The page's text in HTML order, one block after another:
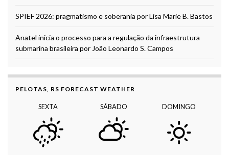
SPIEF 2026: pragmatismo e soberania por Lisa Marie B. Bastos
Anatel inicia o processo para a regulação da infraestrutura
submarina brasileira por João Leonardo S. Campos
PELOTAS, RS FORECAST WEATHER
SEXTA SÁBADO DOMINGO